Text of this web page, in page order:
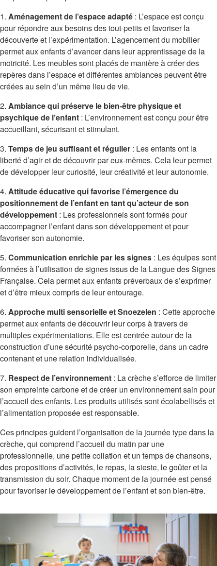
1. Aménagement de l’espace adapté : L’espace est conçu
pour répondre aux besoins des tout-petits et favoriser la
découverte et l’expérimentation. L’agencement du mobilier
permet aux enfants d’avancer dans leur apprentissage de la
motricité. Les meubles sont placés de manière à créer des
repères dans l’espace et différentes ambiances peuvent être
créées au sein d’un même lieu de vie.
2. Ambiance qui préserve le bien-être physique et
psychique de l’enfant : L’environnement est conçu pour être
accueillant, sécurisant et stimulant.
3. Temps de jeu suffisant et régulier : Les enfants ont la
liberté d’agir et de découvrir par eux-mêmes. Cela leur permet
de développer leur curiosité, leur créativité et leur autonomie.
4. Attitude éducative qui favorise l’émergence du
positionnement de l’enfant en tant qu’acteur de son
développement : Les professionnels sont formés pour
accompagner l’enfant dans son développement et pour
favoriser son autonomie.
5. Communication enrichie par les signes : Les équipes sont
formées à l’utilisation de signes issus de la Langue des Signes
Française. Cela permet aux enfants préverbaux de s’exprimer
et d’être mieux compris de leur entourage.
6. Approche multi sensorielle et Snoezelen : Cette approche
permet aux enfants de découvrir leur corps à travers de
multiples expérimentations. Elle est centrée autour de la
construction d’une sécurité psycho-corporelle, dans un cadre
contenant et une relation individualisée.
7. Respect de l’environnement : La crèche s’efforce de limiter
son empreinte carbone et de créer un environnement sain pour
l’accueil des enfants. Les produits utilisés sont écolabellisés et
l’alimentation proposée est responsable.
Ces principes guident l’organisation de la journée type dans la
crèche, qui comprend l’accueil du matin par une
professionnelle, une petite collation et un temps de chansons,
des propositions d’activités, le repas, la sieste, le goûter et la
transmission du soir. Chaque moment de la journée est pensé
pour favoriser le développement de l’enfant et son bien-être.